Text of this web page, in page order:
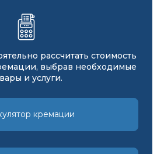
рассчитать стоимость
выбрав необходимые
и услуги.
кремации